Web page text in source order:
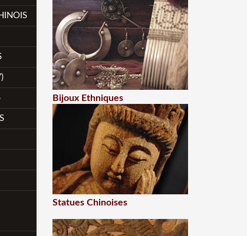
Bijoux Ethniques
Statues Chinoises